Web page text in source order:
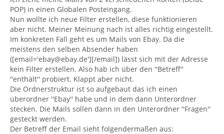
POP) in einen Globalen Posteingang.
Nun wollte ich neue Filter erstellen, diese funktionieren
aber nicht. Meiner Meinung nach ist alles richtig eingestellt.
Im konkreten Fall geht es um Mails von Ebay. Da die
meistens den selben Absender haben
([email='ebay@ebay.de'][/email]) lässt sich mit der Adresse
kein Filter erstellen. Also hab ich über den ''Betreff''
''enthält'' probiert. Klappt aber nicht.
Die Ordnerstruktur ist so aufgebaut das ich einen
überordner ''Ebay'' habe und in dem dann Unterordner
stecken. Die Mails sollen dann in den Unterordner ''Fragen''
gesteckt werden.
Der Betreff der Email sieht folgendermaßen aus: